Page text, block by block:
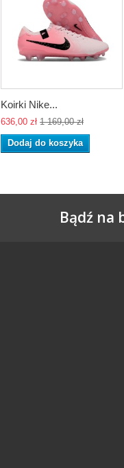
Koirki Nike...
636,00 zł 1 169,00 zł
Dodaj do koszyka
Bądź na